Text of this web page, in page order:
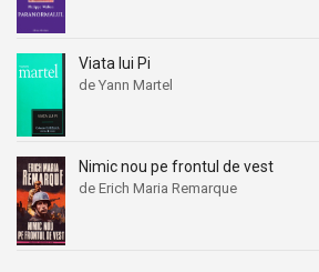
Viata lui Pi
de Yann Martel
Nimic nou pe frontul de vest
de Erich Maria Remarque